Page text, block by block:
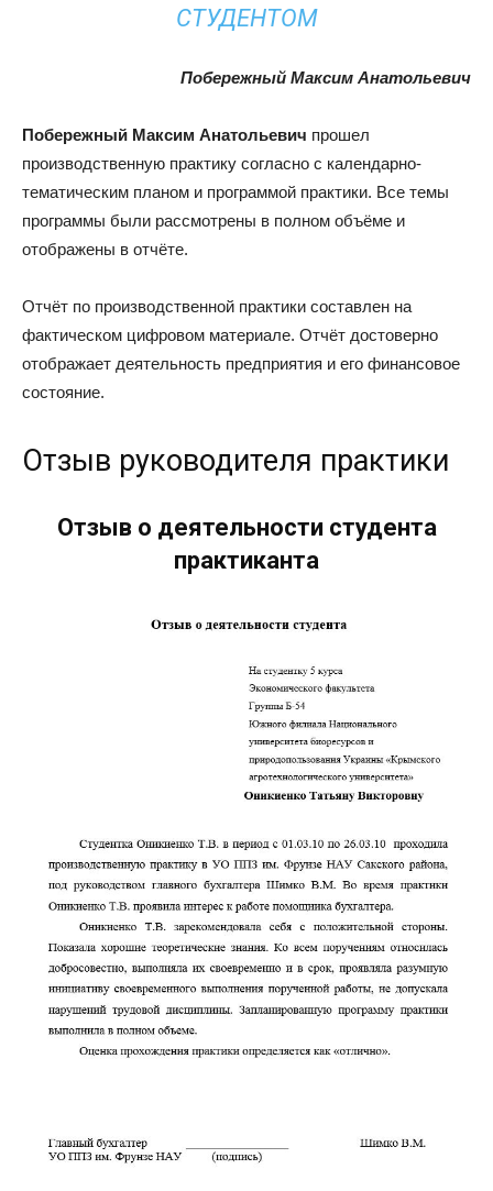
СТУДЕНТОМ
Побережный Максим Анатольевич
Побережный Максим Анатольевич прошел
производственную практику согласно с календарно-
тематическим планом и программой практики. Все темы
программы были рассмотрены в полном объёме и
отображены в отчёте.
Отчёт по производственной практики составлен на
фактическом цифровом материале. Отчёт достоверно
отображает деятельность предприятия и его финансовое
состояние.
Отзыв руководителя практики
Отзыв о деятельности студента
практиканта